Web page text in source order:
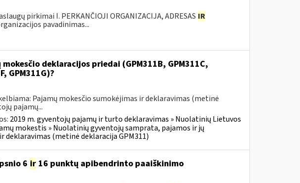
pirkimai I. PERKANČIOJI ORGANIZACIJA, ADRESAS IR
pavadinimas...
deklaracijos priedai (GPM311B, GPM311C,
GPM311G)?
Pajamų mokesčio sumokėjimas ir deklaravimas (metinė
pajamų...
2019 m. gyventojų pajamų ir turto deklaravimas » Nuolatinių Lietuvos
mokestis » Nuolatinių gyventojų samprata, pajamos ir jų
deklaravimas (metinė deklaracija GPM311)
6 ir16 punktų apibendrinto paaiškinimo